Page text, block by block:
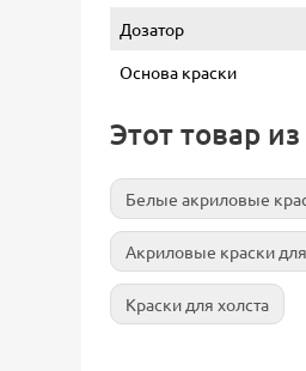
Дозатор
Основа краски
Этот товар
Белые акриловые
Акриловые краски
Краски для холста